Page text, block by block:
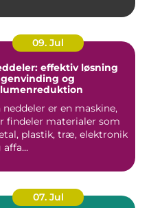
09. Jul
effektiv løsning
og
neddeler er en maskine,
findeler materialer som
plastik, træ, elektronik
affa...
07. Jul